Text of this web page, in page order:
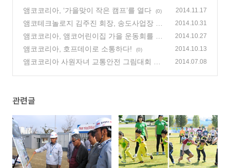
앰코코리아, ‘가을맞이 작은 캠프’를 열다 (0) 2014.11.17
앰코테크놀로지 김주진 회장, 송도사업장 공
사 현장 방문
(0)
2014.10.31
앰코코리아, 앰코어린이집 가을 운동회를 열
다!
(0)
2014.10.27
앰코코리아, 호프데이로 소통하다! (0) 2014.10.13
앰코코리아 사원자녀 교통안전 그림대회 개
2014.07.08
관련글